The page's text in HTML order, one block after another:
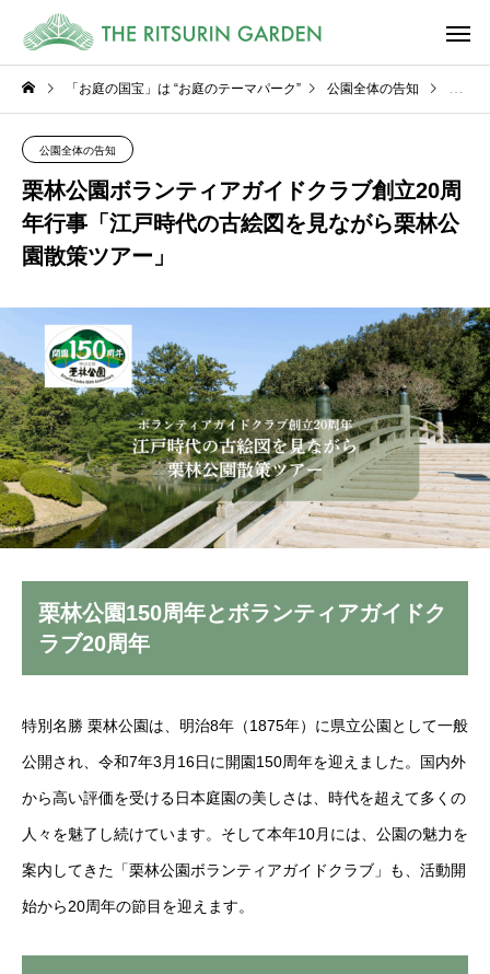
「お庭の国宝」は “お庭のテーマパーク” 公園全体の告知 栗林
公園全体の告知
栗林公園ボランティアガイドクラブ創立20周
年行事「江戸時代の古絵図を見ながら栗林公
園散策ツアー」
栗林公園150周年とボランティアガイドク
ラブ20周年
特別名勝 栗林公園は、明治8年（1875年）に県立公園として一般
公開され、令和7年3月16日に開園150周年を迎えました。国内外
から高い評価を受ける日本庭園の美しさは、時代を超えて多くの
人々を魅了し続けています。そして本年10月には、公園の魅力を
案内してきた「栗林公園ボランティアガイドクラブ」も、活動開
始から20周年の節目を迎えます。